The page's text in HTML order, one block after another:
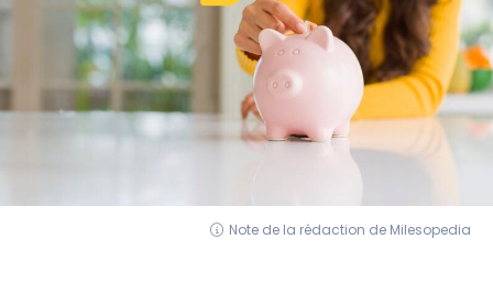
Note de la rédaction de Milesopedia